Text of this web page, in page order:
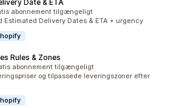
Date & ETA
i altabonnement tilgængeligt
Estimated Delivery Dates & ETA + urgency
Rules & Zones
i altabonnement tilgængeligt
og tilpassede leveringszoner efter